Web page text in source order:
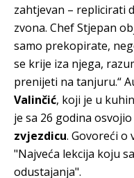
zahtjevan – replicirati
zvona. Chef Stjepan
samo prekopirate,
se krije iza njega,
prenijeti na tanjuru.“
Valinčić, koji je u
je sa 26 godina
zvjezdicu. Govoreći o
"Najveća lekcija koju
odustajanja".